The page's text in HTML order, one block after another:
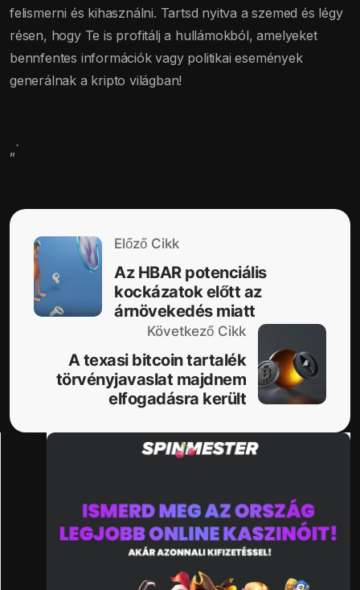
felismerni és kihasználni. Tartsd nyitva a szemed és légy
résen, hogy Te is profitálj a hullámokból, amelyeket
bennfentes információk vagy politikai események
generálnak a kripto világban!
„`
Előző Cikk
Az HBAR potenciális
kockázatok előtt az
árnövekedés miatt
Következő Cikk
A texasi bitcoin tartalék
törvényjavaslat majdnem
elfogadásra került